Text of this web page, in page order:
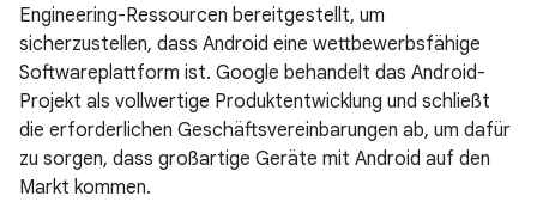
Engineering-Ressourcen bereitgestellt, um
sicherzustellen, dass Android eine wettbewerbsfähige
Softwareplattform ist. Google behandelt das Android-
Projekt als vollwertige Produktentwicklung und schließt
die erforderlichen Geschäftsvereinbarungen ab, um dafür
zu sorgen, dass großartige Geräte mit Android auf den
Markt kommen.